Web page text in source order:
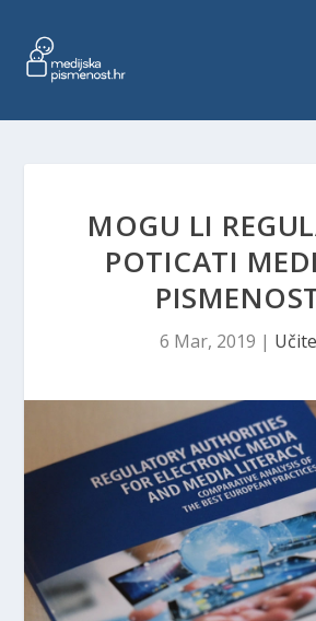
MOGU LI
POTICATI
6 Mar, 2019 |